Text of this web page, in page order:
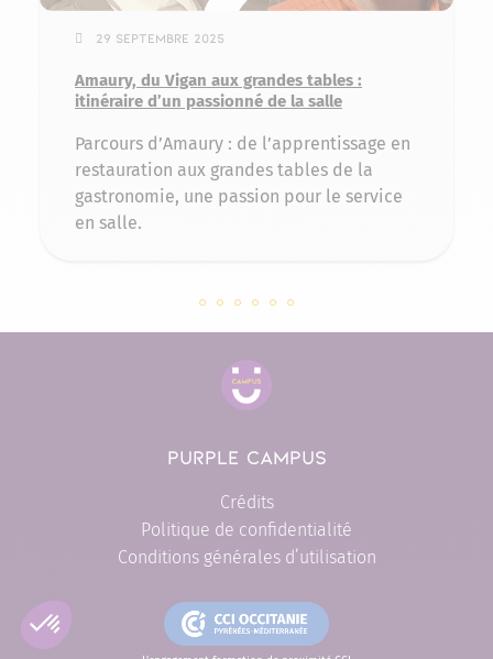
29 septembre 2025
Amaury, du Vigan aux grandes tables :
itinéraire d’un passionné de la salle
Parcours d’Amaury : de l’apprentissage en
restauration aux grandes tables de la
gastronomie, une passion pour le service
en salle.
Slide 121558 sur 6
Slide 117811 sur 6
Slide 117804 sur 6
Slide 117782 sur 6
Slide 115659 sur 6
Slide 114486 sur 6
PURPLE CAMPUS
Crédits
Politique de confidentialité
Conditions générales d’utilisation